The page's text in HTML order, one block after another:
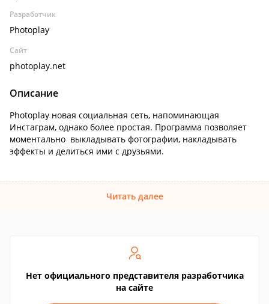
Разработчик
Photoplay
Сайт
photoplay.net
Описание
Photoplay новая социальная сеть, напоминающая
Инстаграм, однако более простая. Программа позволяет
моментально выкладывать фотографии, накладывать
эффекты и делиться ими с друзьями.
Читать далее
Нет официального представителя разработчика
на сайте